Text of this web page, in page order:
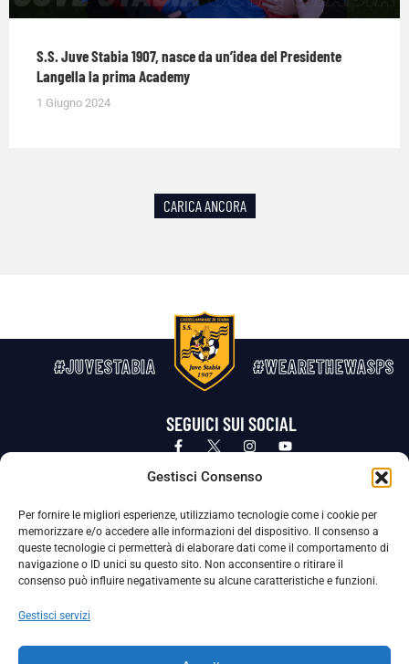
Gestisci Consenso
Per fornire le migliori esperienze, utilizziamo tecnologie come i cookie per
memorizzare e/o accedere alle informazioni del dispositivo. Il consenso a
queste tecnologie ci permetterà di elaborare dati come il comportamento di
navigazione o ID unici su questo sito. Non acconsentire o ritirare il
consenso può influire negativamente su alcune caratteristiche e funzioni.
Gestisci servizi
S.S. Juve Stabia 1907, nasce da un’idea del Presidente
Langella la prima Academy
1 Giugno 2024
CARICA ANCORA
#JUVESTABIA #WEARETHEWASPS
SEGUICI SUI SOCIAL
Privacy Policy Cookie Policy
La Società ha nominato il Responsabile della Protezione dei Dati Personali (DPO), figura specializzata che vigila sulle modalità
adottate dalla nostra Società per tutelare i Suoi dati personali.
Per contattare il DPO può scrivere a